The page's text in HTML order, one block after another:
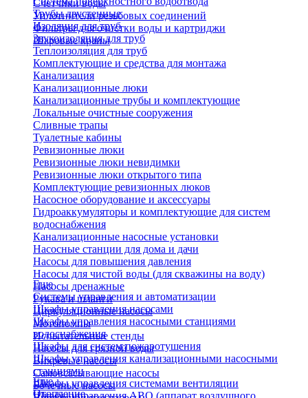
Счетчики воды
Уплотнители резьбовых соединений
Фильтры для очистки воды и картриджи
Шаровые краны
Трубы двустенные
Изоляция для труб
Звукоизоляция для труб
Теплоизоляция для труб
Комплектующие и средства для монтажа
Канализация
Канализационные люки
Канализационные трубы и комплектующие
Локальные очистные сооружения
Сливные трапы
Туалетные кабины
Ревизионные люки
Ревизионные люки невидимки
Ревизионные люки открытого типа
Комплектующие ревизионных люков
Насосное оборудование и аксессуары
Гидроаккумуляторы и комплектующие для систем
водоснабжения
Канализационные насосные установки
Насосные станции для дома и дачи
Насосы для повышения давления
Насосы для чистой воды (для скважины на воду)
Насосы дренажные
Рукава и шланги
Циркуляционные насосы
Мотопомпы
Испытательные стенды
Насосы для грязной воды
Вихревые насосы
Самовсасывающие насосы
Бочечные насосы
Еще
Системы управления и автоматизации
Шкафы управления насосами
Шкафы управления насосными станциями
водоснабжения
Шкафы для систем пожаротушения
Шкафы управления канализационными насосными
станциями
Шкафы управления системами вентиляции
Шкафы управления АВО (аппарат воздушного
Еще
Отопление